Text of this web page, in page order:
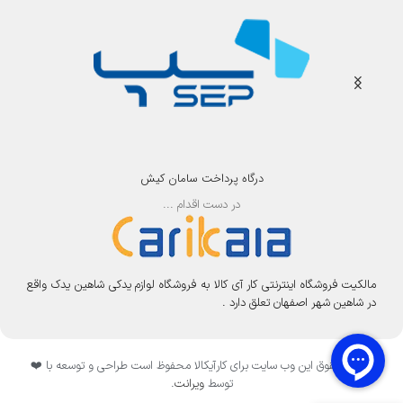
درگاه پرداخت سامان کیش
در دست اقدام ...
مالکیت فروشگاه اینترنتی کار آی کالا به فروشگاه لوازم یدکی شاهین یدک واقع
در شاهین شهر اصفهان تعلق دارد .
تمامی حقوق این وب سایت برای کارآیکالا محفوظ است طراحی و توسعه با ❤️
توسطویرانت.